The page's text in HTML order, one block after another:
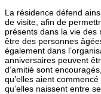
La résidence défend
de visite, afin de
présents dans la vie des
être des personnes
également dans
anniversaires peuvent
d’amitié sont
qu’elles aient
qu’elles naissent entre